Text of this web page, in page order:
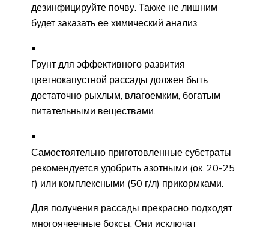
дезинфицируйте почву. Также не лишним
будет заказать ее химический анализ.
Грунт для эффективного развития
цветнокапустной рассады должен быть
достаточно рыхлым, влагоемким, богатым
питательными веществами.
Самостоятельно приготовленные субстраты
рекомендуется удобрить азотными (ок. 20-25
г) или комплексными (50 г/л) прикормками.
Для получения рассады прекрасно подходят
многоячеечные боксы. Они исключат